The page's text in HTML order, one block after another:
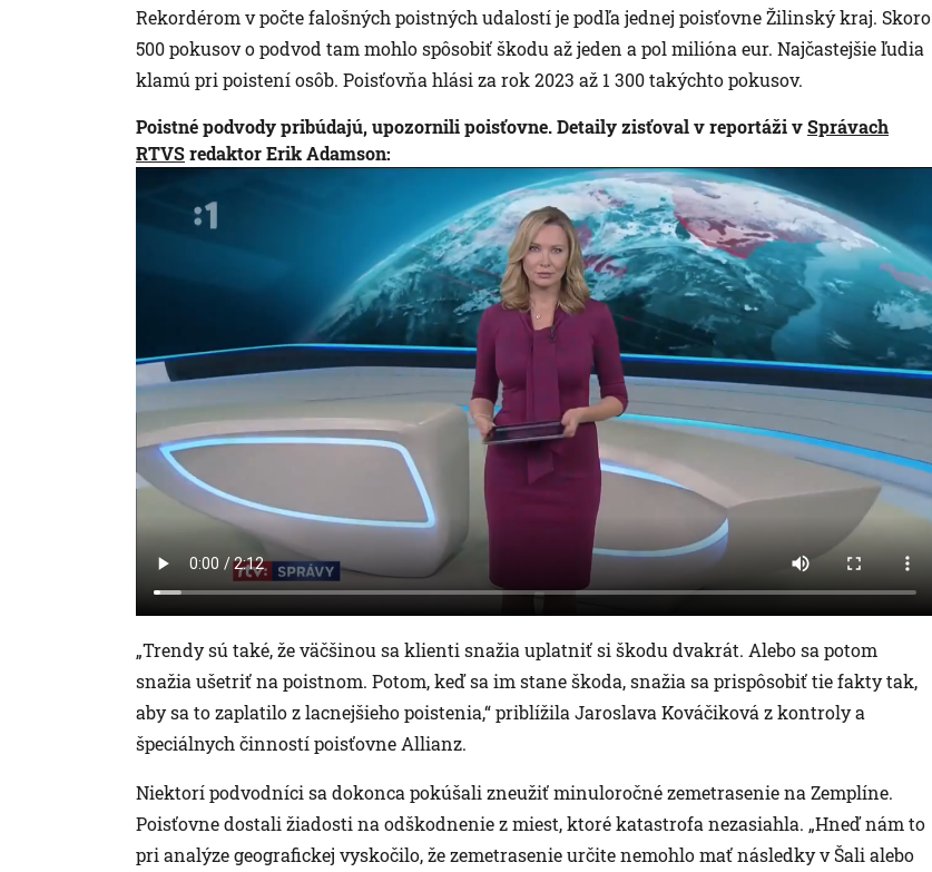
Rekordérom v počte falošných poistných udalostí je podľa jednej poisťovne Žilinský kraj. Skoro
500 pokusov o podvod tam mohlo spôsobiť škodu až jeden a pol milióna eur. Najčastejšie ľudia
klamú pri poistení osôb. Poisťovňa hlási za rok 2023 až 1 300 takýchto pokusov.
Poistné podvody pribúdajú, upozornili poisťovne. Detaily zisťoval v reportáži vSprávach
RTVSredaktor Erik Adamson:
„Trendy sú také, že väčšinou sa klienti snažia uplatniť si škodu dvakrát. Alebo sa potom
snažia ušetriť na poistnom. Potom, keď sa im stane škoda, snažia sa prispôsobiť tie fakty tak,
aby sa to zaplatilo z lacnejšieho poistenia,“ priblížila Jaroslava Kováčiková z kontroly a
špeciálnych činností poisťovne Allianz.
Niektorí podvodníci sa dokonca pokúšali zneužiť minuloročné zemetrasenie na Zemplíne.
Poisťovne dostali žiadosti na odškodnenie z miest, ktoré katastrofa nezasiahla. „Hneď nám to
pri analýze geografickej vyskočilo, že zemetrasenie určite nemohlo mať následky v Šali alebo